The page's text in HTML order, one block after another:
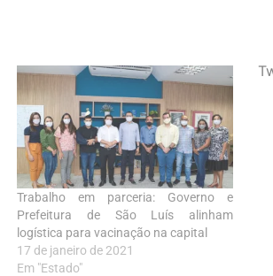
Trabalho em parceria: Governo e
Prefeitura de São Luís alinham
logística para vacinação na capital
17 de janeiro de 2021
Em "Estado"